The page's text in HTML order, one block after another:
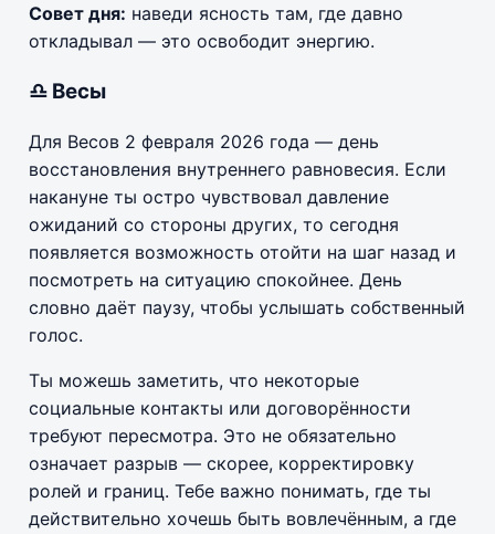
Совет дня: наведи ясность там, где давно
откладывал — это освободит энергию.
♎ Весы
Для Весов 2 февраля 2026 года — день
восстановления внутреннего равновесия. Если
накануне ты остро чувствовал давление
ожиданий со стороны других, то сегодня
появляется возможность отойти на шаг назад и
посмотреть на ситуацию спокойнее. День
словно даёт паузу, чтобы услышать собственный
голос.
Ты можешь заметить, что некоторые
социальные контакты или договорённости
требуют пересмотра. Это не обязательно
означает разрыв — скорее, корректировку
ролей и границ. Тебе важно понимать, где ты
действительно хочешь быть вовлечённым, а где